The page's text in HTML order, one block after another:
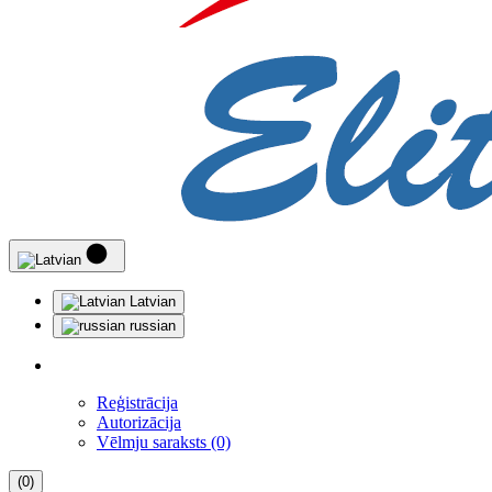
Latvian
russian
Reģistrācija
Autorizācija
Vēlmju saraksts (0)
(0)